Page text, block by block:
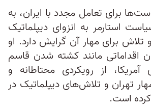
برای تعامل مجدد با ایران، به
استارمر به انزوای دیپلماتیک
برای مهار آن گرایش دارد. او
مانند کشته شدن قاسم
از رویکردی محتاطانه و
تهران و تلاش‌های دیپلماتیک در
است.